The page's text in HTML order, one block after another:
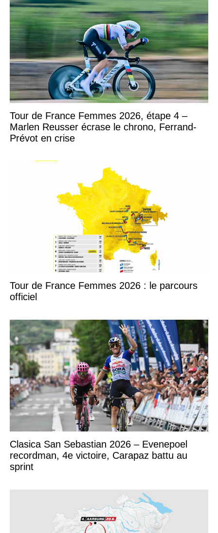
Tour de France Femmes 2026, étape 4 –
Marlen Reusser écrase le chrono, Ferrand-
Prévot en crise
Tour de France Femmes 2026 : le parcours
officiel
Clasica San Sebastian 2026 – Evenepoel
recordman, 4e victoire, Carapaz battu au
sprint